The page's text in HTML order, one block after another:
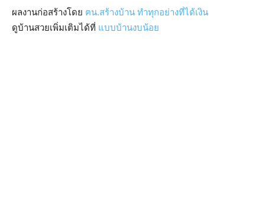
ผลงานก่อสร้างโดย ฅน.สร้างบ้าน ทำทุกอย่างที่ได้เงิน
ดูบ้านสวยเพิ่มเติมได้ที่ แบบบ้านงบน้อย